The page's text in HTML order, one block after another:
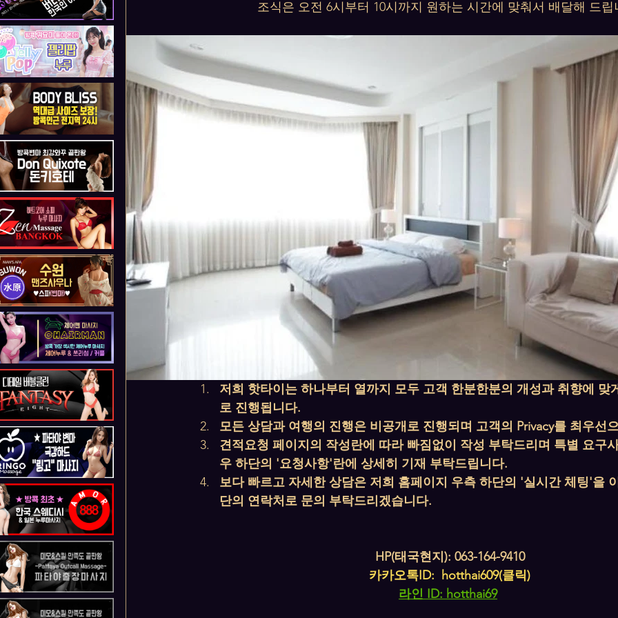
조식은 오전 6시부터 10시까지 원하는 시간에 맞춰서 배달해 드립
저희 핫타이는 하나부터 열까지 모두 고객 한분한분의 개성과 취향에 맞
로 진행됩니다.
모든 상담과 여행의 진행은 비공개로 진행되며 고객의 Privacy를 최우선
견적요청 페이지의 작성란에 따라 빠짐없이 작성 부탁드리며 특별 요구
우 하단의 '요청사항'란에 상세히 기재 부탁드립니다.
보다 빠르고 자세한 상담은 저희 홈페이지 우측 하단의 '실시간 체팅'을
단의 연락처로 문의 부탁드리겠습니다.
HP(태국현지): 063-164-9410
카카오톡ID:  hotthai609(클릭)
라인 ID: hotthai69